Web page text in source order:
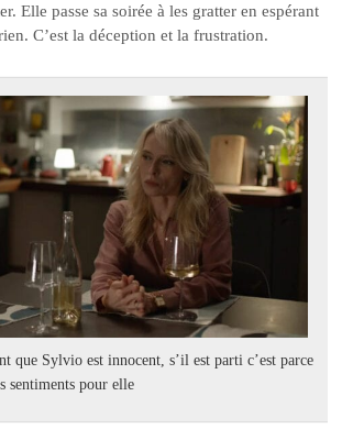
Elle passe sa soirée à les gratter en espérant
C’est la déception et la frustration.
que Sylvio est innocent, s’il est parti c’est parce
sentiments pour elle